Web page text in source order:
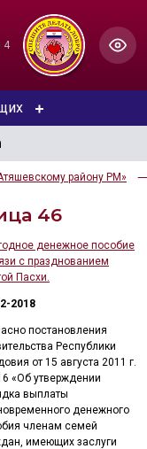
4
району РМ»
46
денежное пособие
с празднованием
Пасхи.
2018
постановления
Республики
от 15 августа 2011 г.
«Об утверждении
выплаты
денежного
членам семей
имеющих заслуги